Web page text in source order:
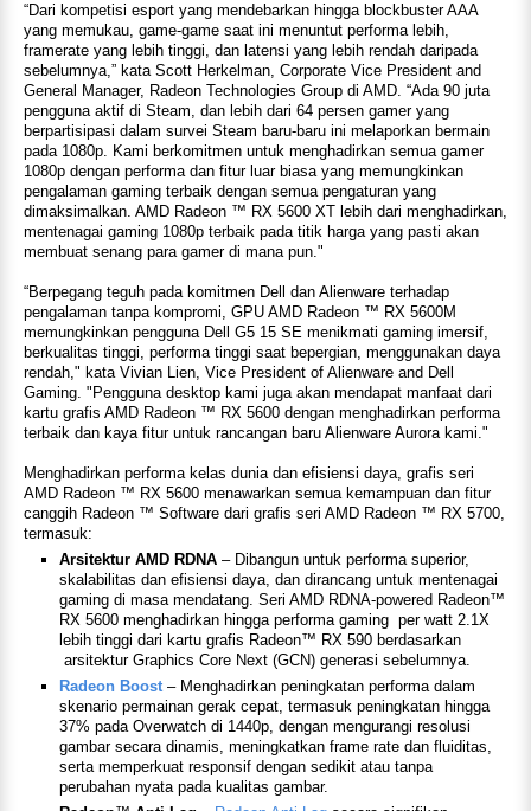
“Dari kompetisi esport yang mendebarkan hingga blockbuster AAA
yang memukau, game-game saat ini menuntut performa lebih,
framerate yang lebih tinggi, dan latensi yang lebih rendah daripada
sebelumnya,” kata Scott Herkelman, Corporate Vice President and
General Manager, Radeon Technologies Group di AMD. “Ada 90 juta
pengguna aktif di Steam, dan lebih dari 64 persen gamer yang
berpartisipasi dalam survei Steam baru-baru ini melaporkan bermain
pada 1080p. Kami berkomitmen untuk menghadirkan semua gamer
1080p dengan performa dan fitur luar biasa yang memungkinkan
pengalaman gaming terbaik dengan semua pengaturan yang
dimaksimalkan. AMD Radeon ™ RX 5600 XT lebih dari menghadirkan,
mentenagai gaming 1080p terbaik pada titik harga yang pasti akan
membuat senang para gamer di mana pun."
“Berpegang teguh pada komitmen Dell dan Alienware terhadap
pengalaman tanpa kompromi, GPU AMD Radeon ™ RX 5600M
memungkinkan pengguna Dell G5 15 SE menikmati gaming imersif,
berkualitas tinggi, performa tinggi saat bepergian, menggunakan daya
rendah," kata Vivian Lien, Vice President of Alienware and Dell
Gaming. "Pengguna desktop kami juga akan mendapat manfaat dari
kartu grafis AMD Radeon ™ RX 5600 dengan menghadirkan performa
terbaik dan kaya fitur untuk rancangan baru Alienware Aurora kami."
Menghadirkan performa kelas dunia dan efisiensi daya, grafis seri
AMD Radeon ™ RX 5600 menawarkan semua kemampuan dan fitur
canggih Radeon ™ Software dari grafis seri AMD Radeon ™ RX 5700,
termasuk:
Arsitektur AMD RDNA – Dibangun untuk performa superior,
skalabilitas dan efisiensi daya, dan dirancang untuk mentenagai
gaming di masa mendatang. Seri AMD RDNA-powered Radeon™
RX 5600 menghadirkan hingga performa gaming per watt 2.1X
lebih tinggi dari kartu grafis Radeon™ RX 590 berdasarkan
arsitektur Graphics Core Next (GCN) generasi sebelumnya.
Radeon Boost – Menghadirkan peningkatan performa dalam
skenario permainan gerak cepat, termasuk peningkatan hingga
37% pada Overwatch di 1440p, dengan mengurangi resolusi
gambar secara dinamis, meningkatkan frame rate dan fluiditas,
serta memperkuat responsif dengan sedikit atau tanpa
perubahan nyata pada kualitas gambar.